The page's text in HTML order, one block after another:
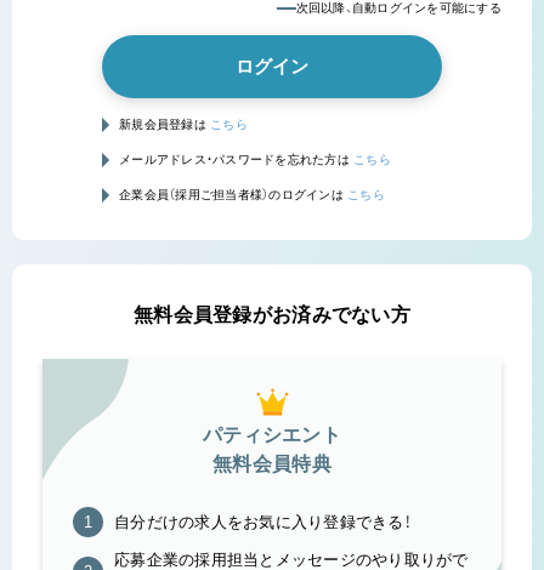
次回以降、自動ログインを可能にする
ログイン
新規会員登録は こちら
メールアドレス・パスワードを忘れた方は こちら
企業会員（採用ご担当者様）のログインは こちら
無料会員登録がお済みでない方
パティシエント
無料会員特典
自分だけの求人をお気に入り登録できる！
応募企業の採用担当とメッセージのやり取りがで